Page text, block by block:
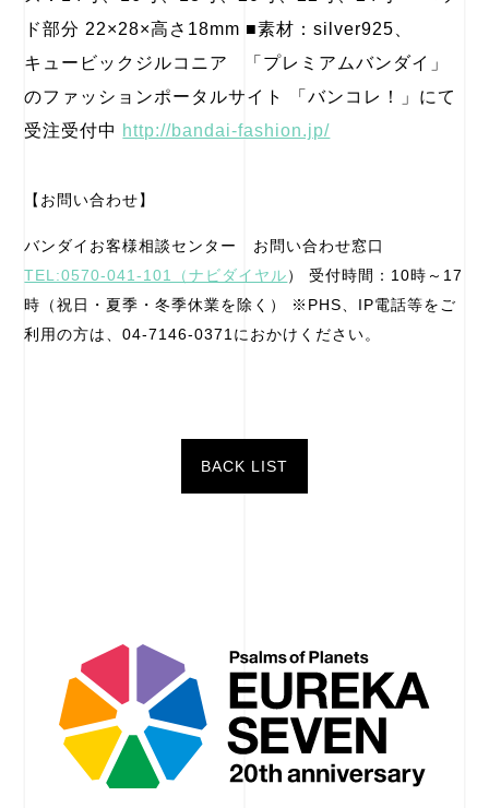
ド部分 22×28×高さ18mm ■素材：silver925、
キュービックジルコニア 「プレミアムバンダイ」
のファッションポータルサイト 「バンコレ！」にて
受注受付中 http://bandai-fashion.jp/
【お問い合わせ】
バンダイお客様相談センター お問い合わせ窓口
TEL:0570-041-101（ナビダイヤル） 受付時間：10時～17
時（祝日・夏季・冬季休業を除く） ※PHS、IP電話等をご
利用の方は、04-7146-0371におかけください。
BACK LIST